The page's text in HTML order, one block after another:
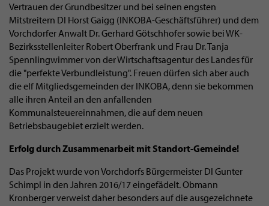
Vertrauen der Grundbesitzer und bei seinen engsten
Mitstreitern DI Horst Gaigg (INKOBA-Geschäftsführer) und dem
Vorchdorfer Anwalt Dr. Gerhard Götschhofer sowie bei WK-
Bezirksstellenleiter Robert Oberfrank und Frau Dr. Tanja
Spennlingwimmer von der Wirtschaftsagentur des Landes für
die "perfekte Verbundleistung". Freuen dürfen sich aber auch
die elf Mitgliedsgemeinden der INKOBA, denn sie bekommen
alle ihren Anteil an den anfallenden
Kommunalsteuereinnahmen, die auf dem neuen
Betriebsbaugebiet erzielt werden.
Erfolg durch Zusammenarbeit mit Standort-Gemeinde!
Das Projekt wurde von Vorchdorfs Bürgermeister DI Gunter
Schimpl in den Jahren 2016/17 eingefädelt. Obmann
Kronberger verweist daher besonders auf die ausgezeichnete